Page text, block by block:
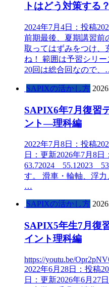
トはどう対策する
2024年7月4日：投稿
前期最後、夏期講習前
取ってはずみをつけ、
ね！ 範囲は予習シリ
20回は総合回なので
SAPIXの活かし方
SAPIX6年7月復習
ント―理科編
2022年7月8日：投稿
日：更新2026年7月8
63.72024 55.12023
す。 滑車・輪軸、浮力
…
SAPIXの活かし方
SAPIX5年生7月復
イント理科編
https://youtu.be/
2022年6月28日：投稿
日：更新2026年6月27